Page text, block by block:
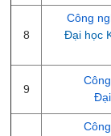
8
Công
Đại học
9